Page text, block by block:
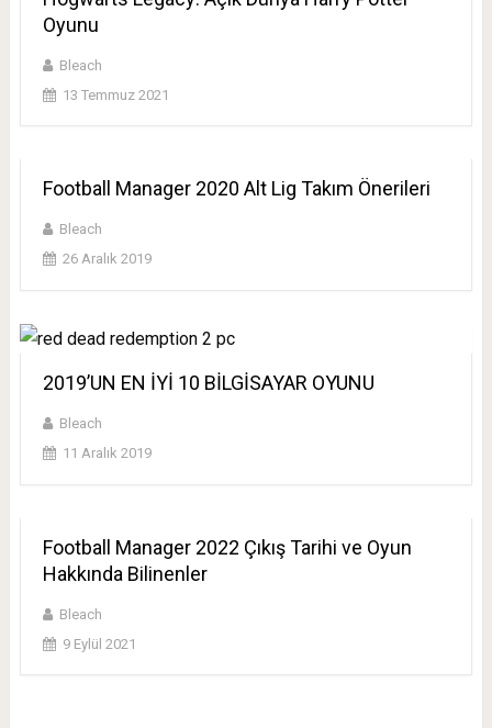
Oyunu
Bleach
13 Temmuz 2021
Football Manager 2020 Alt Lig Takım Önerileri
Bleach
26 Aralık 2019
2019’UN EN İYİ 10 BİLGİSAYAR OYUNU
Bleach
11 Aralık 2019
Football Manager 2022 Çıkış Tarihi ve Oyun
Hakkında Bilinenler
Bleach
9 Eylül 2021